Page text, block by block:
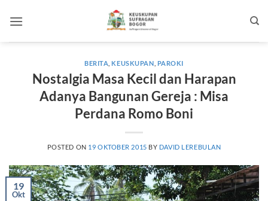
BERITA ,KEUSKUPAN PAROKI
Nostalgia Masa Kecil dan Harapan
Adanya Bangunan Gereja : Misa
Perdana Romo Boni
POSTED ON 19 OKTOBER 2015 BY DAVID LEREBULAN
19
Okt